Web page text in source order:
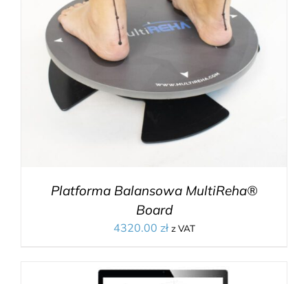
Platforma Balansowa MultiReha®
Board
4320.00 zł z VAT